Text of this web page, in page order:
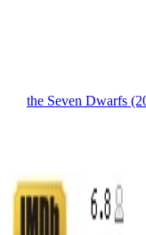
the Seven Dwarfs